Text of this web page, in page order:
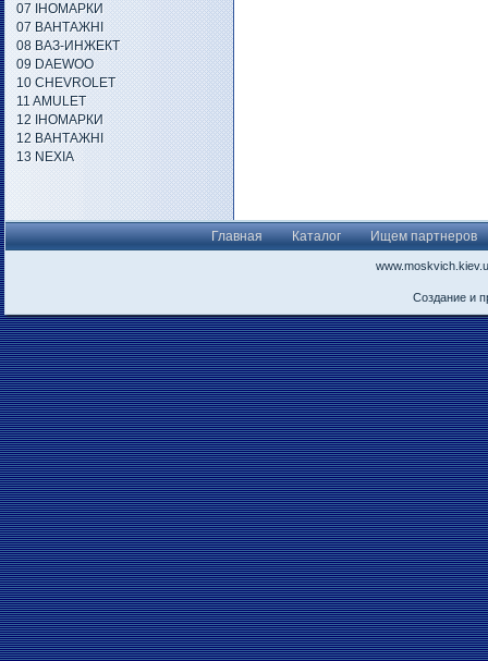
07 ІНОМАРКИ
07 ВАНТАЖНІ
08 ВАЗ-ИНЖЕКТ
09 DAEWOO
10 CHEVROLET
11 AMULET
12 ІНОМАРКИ
12 ВАНТАЖНІ
13 NEXIA
Главная Каталог Ищем партнеров
Создание и